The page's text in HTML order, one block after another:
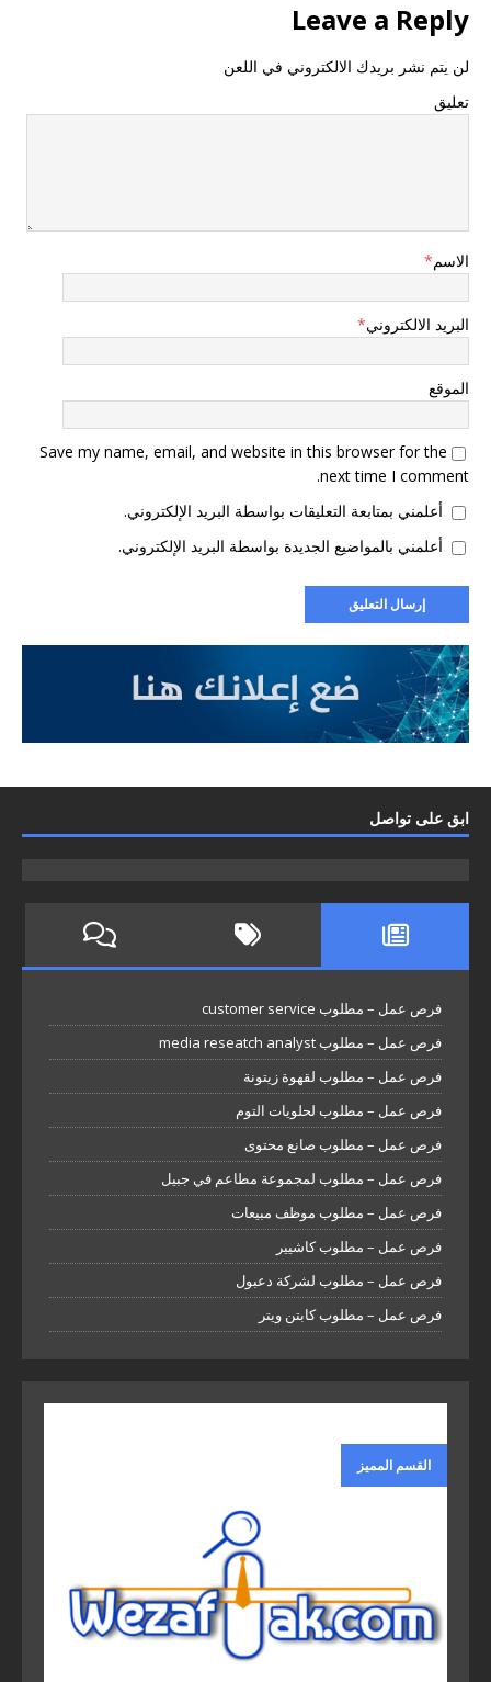
Leave a Reply
لن يتم نشر بريدك الالكتروني في اللعن
تعليق
الاسم*
البريد الالكتروني*
الموقع
Save my name, email, and website in this browser for the
next time I comment.
أعلمني بمتابعة التعليقات بواسطة البريد الإلكتروني.
أعلمني بالمواضيع الجديدة بواسطة البريد الإلكتروني.
ابق على تواصل
فرص عمل – مطلوب customer service
فرص عمل – مطلوب media reseatch analyst
فرص عمل – مطلوب لقهوة زيتونة
فرص عمل – مطلوب لحلويات التوم
فرص عمل – مطلوب صانع محتوى
فرص عمل – مطلوب لمجموعة مطاعم في جبيل
فرص عمل – مطلوب موظف مبيعات
فرص عمل – مطلوب كاشيير
فرص عمل – مطلوب لشركة دعبول
فرص عمل – مطلوب كابتن ويتر
القسم المميز